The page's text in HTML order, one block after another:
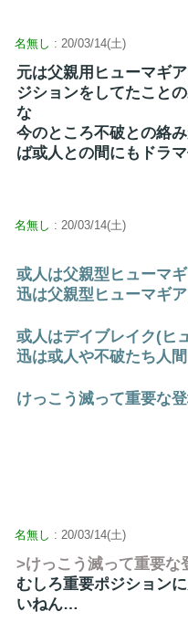
名無し : 20/03/14(土)
元は父親用ヒューマギ
ジションをしてたこと
な
今のところ不破との絡
ば或人との間にもドラ
名無し : 20/03/14(土)
或人は父親型ヒューマ
迅は父親型ヒューマギ
或人はデイブレイク(ヒ
迅は或人や不破たち人
けっこう滅って重要な
名無し : 20/03/14(土)
>けっこう滅って重要な
むしろ重要ポジション
いねん…